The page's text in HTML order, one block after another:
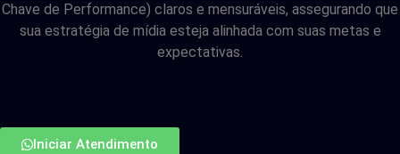
Chave de Performance) claros e mensuráveis, assegurando que
sua estratégia de mídia esteja alinhada com suas metas e
expectativas.
Iniciar Atendimento